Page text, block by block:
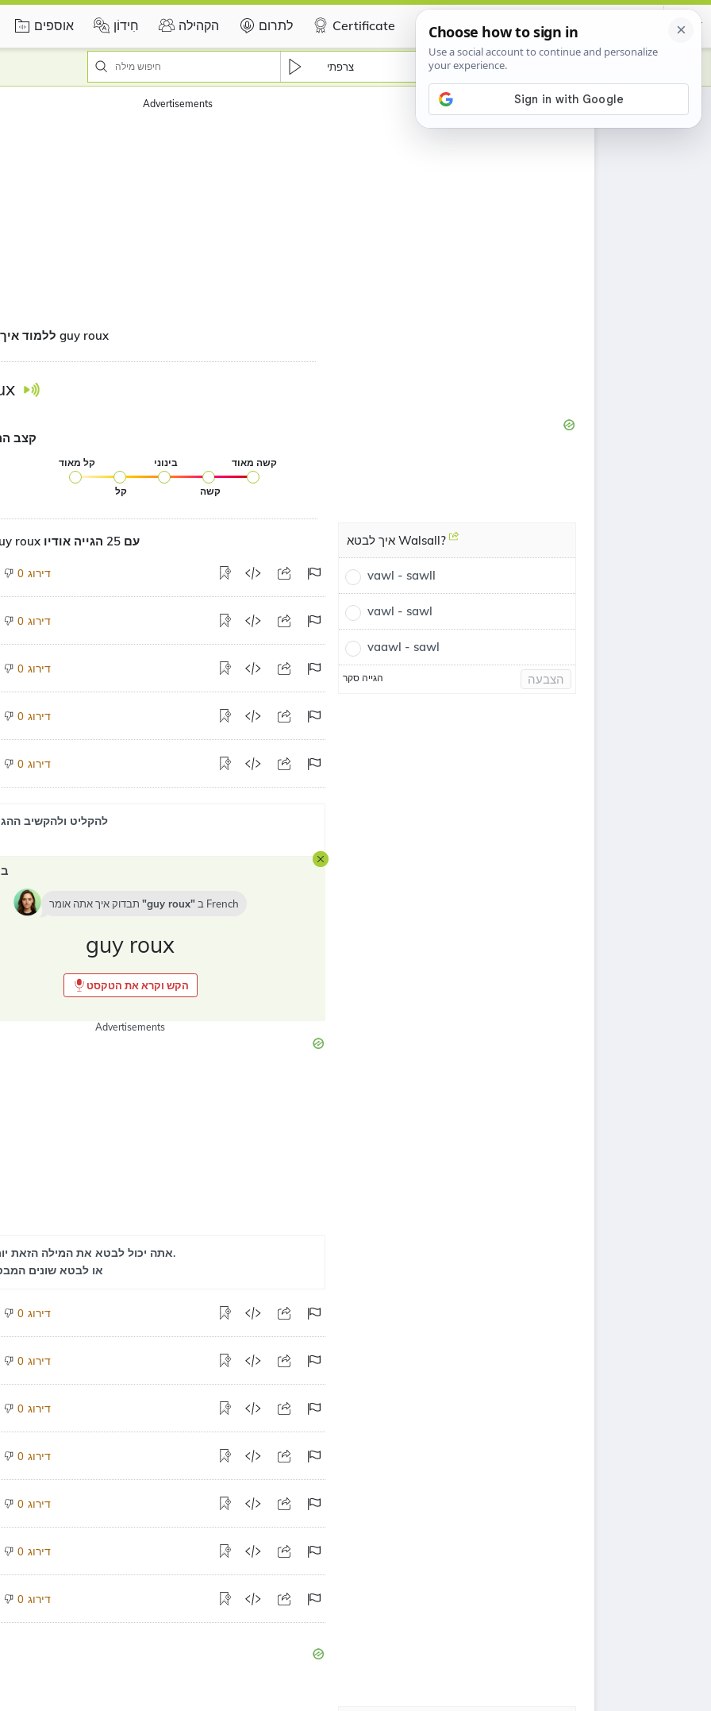
אוספים חִידוֹן הקהילה לתרום Certificate
צרפתי
Advertisements
ללמוד איך לבטא את guy roux
קצב
קל מאוד
קל
בינוני
קשה
קשה מאוד
הגייה על guy roux עם 25 הגייה אודיו
0 דירוג
0 דירוג
0 דירוג
0 דירוג
0 דירוג
להקליט ולהקשיב
guy roux ב French
guy roux
הקש וקרא את הטקסט
Advertisements
אתה יכול לבטא את המילה הזאת יותר.
או לבטא שונים
0 דירוג
0 דירוג
0 דירוג
0 דירוג
0 דירוג
0 דירוג
0 דירוג
איך לבטא Walsall?
vawl - sawll
vawl - sawl
vaawl - sawl
הגייה סקר הצבעה